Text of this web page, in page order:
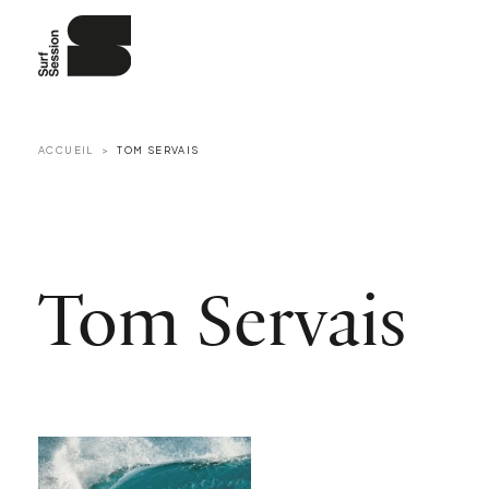
ACCUEIL TOM SERVAIS
Tom Servais